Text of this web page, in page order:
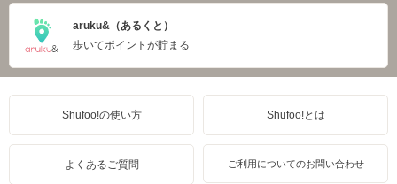
aruku&（あるくと）
歩いてポイントが貯まる
Shufoo!の使い方 Shufoo!とは
よくあるご質問 ご利用についてのお問い合わせ